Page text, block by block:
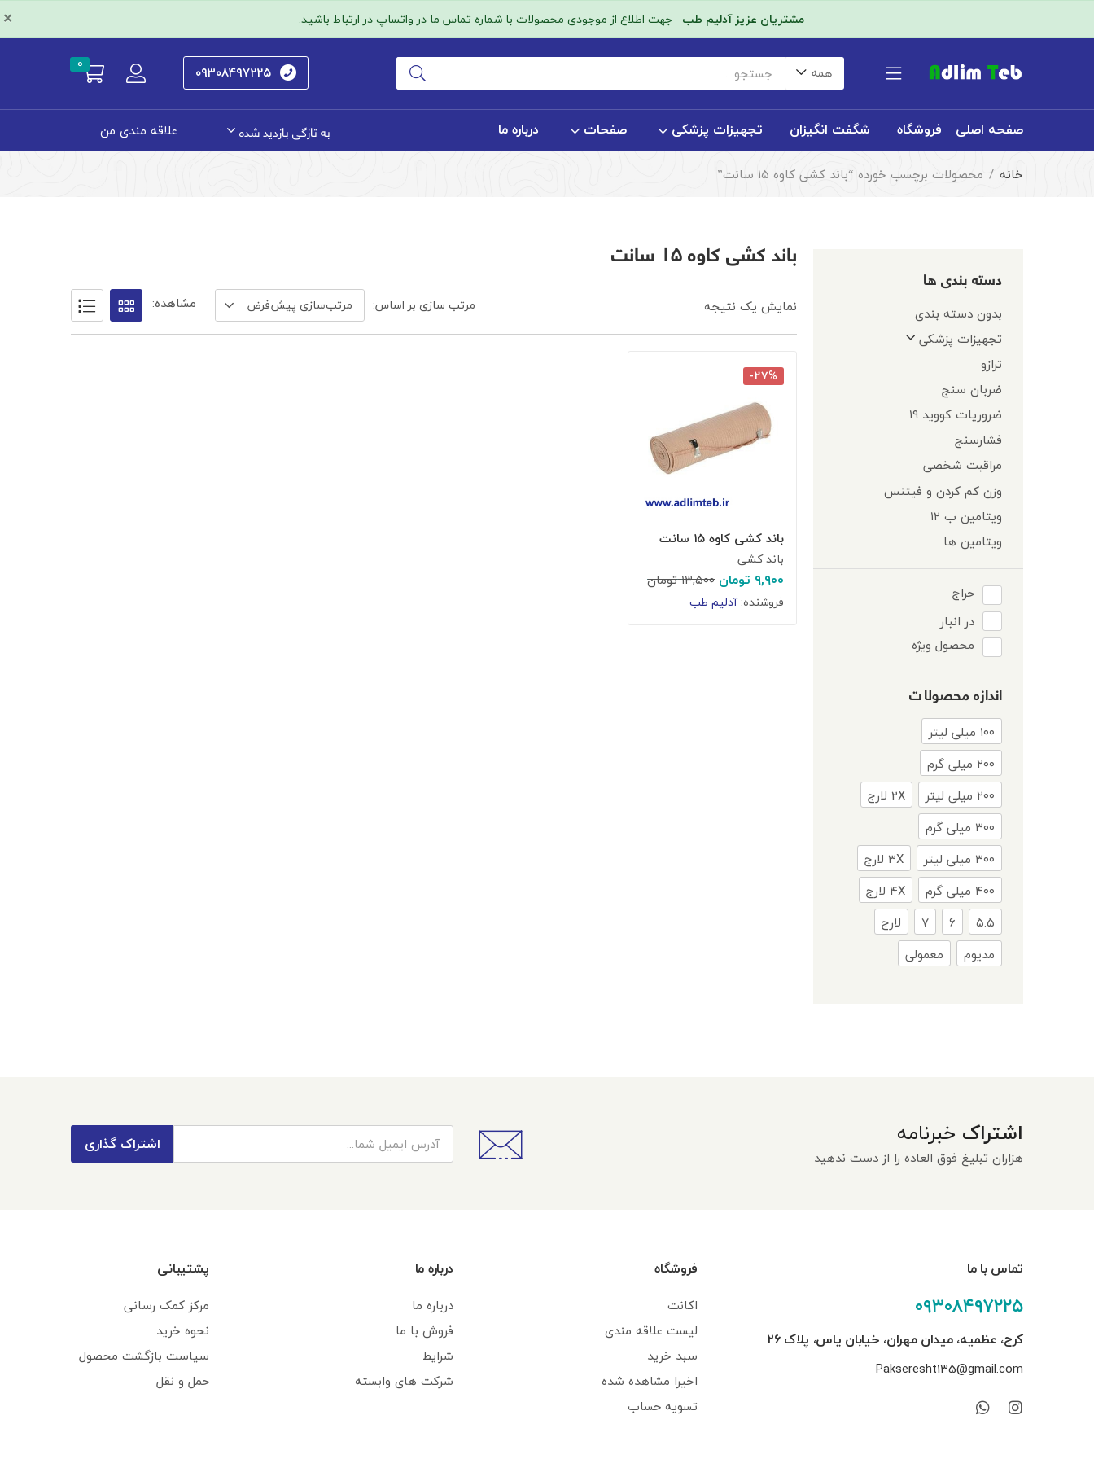
× مشتریان عزیز آدلیم طب جهت اطلاع از موجودی محصولات با شماره تماس ما در واتساپ در ارتباط باشید.
همه ۰۹۳۰۸۴۹۷۲۲۵ 0
صفحه اصلی فروشگاه شگفت انگیزان تجهیزات پزشکی صفحات درباره ما به تازگی بازدید شده علاقه مندی من
خانه محصولات برچسب خورده “باند کشی کاوه ۱۵ سانت”
دسته بندی ها
بدون دسته بندی
تجهیزات پزشکی
ترازو
ضربان سنج
ضروریات کووید ۱۹
فشارسنج
مراقبت شخصی
وزن کم کردن و فیتنس
ویتامین ب ۱۲
ویتامین ها
حراج
در انبار
محصول ویژه
اندازه محصولات
۱۰۰ میلی لیتر
۲۰۰ میلی گرم
۲۰۰ میلی لیتر
2X لارج
۳۰۰ میلی گرم
۳۰۰ میلی لیتر
3X لارج
۴۰۰ میلی گرم
4X لارج
۵.۵
۶ ۷
لارج
مدیوم
معمولی
باند کشی کاوه ۱۵ سانت
نمایش یک نتیجه مرتب سازی بر اساس: مرتب‌سازی پیش‌فرض مشاهده:
-۲۷%
باند کشی کاوه ۱۵ سانت
باند کشی
۹,۹۰۰ تومان ۱۳,۵۰۰تومان
فروشنده:آدلیم طب
اشتراک خبرنامه
هزاران تبلیغ فوق العاده را از دست ندهید
اشتراک گذاری
تماس با ما
۰۹۳۰۸۴۹۷۲۲۵
کرج، عظمیه، میدان مهران، خیابان یاس، پلاک ۲۶
Pakseresht135@gmail.com
فروشگاه
اکانت
لیست علاقه مندی
سبد خرید
اخیرا مشاهده شده
تسویه حساب
درباره ما
درباره ما
فروش با ما
شرایط
شرکت های وابسته
پشتیبانی
مرکز کمک رسانی
نحوه خرید
سیاست بازگشت محصول
حمل و نقل